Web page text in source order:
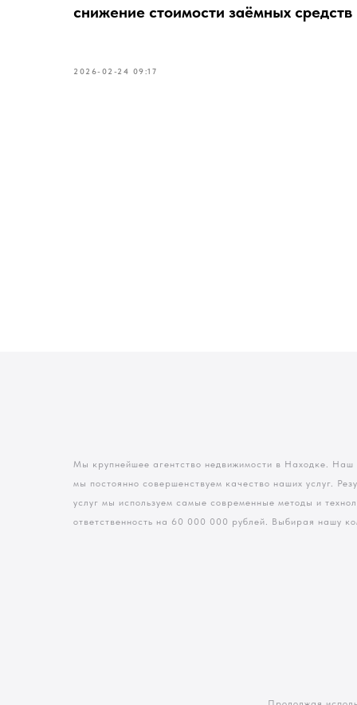
снижение стоимости заёмных
2026-02-24 09:17
Мы крупнейшее агентство недвижимости в Находке.
мы постоянно совершенствуем качество наших услуг.
услуг мы используем самые современные методы и
ответственность на 60 000 000 рублей. Выбирая нашу